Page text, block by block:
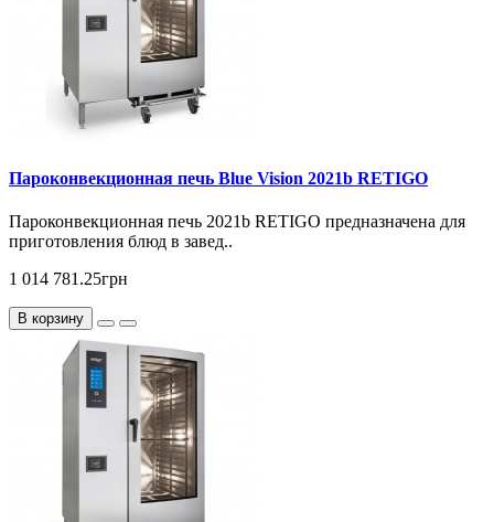
Пароконвекционная печь Blue Vision 2021b RETIGO
Пароконвекционная печь 2021b RETIGO предназначена для
приготовления блюд в завед..
1 014 781.25грн
В корзину